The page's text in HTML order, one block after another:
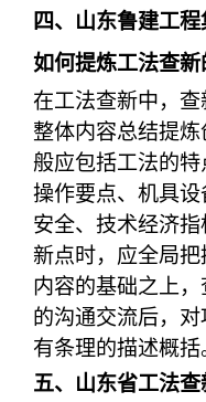
四、山东鲁建工
如何提炼工法查新
在工法查新中，
整体内容总结提
般应包括工法的特
操作要点、机具
安全、技术经济
新点时，应全局
内容的基础之上
的沟通交流后，
有条理的描述概括
五、山东省工法